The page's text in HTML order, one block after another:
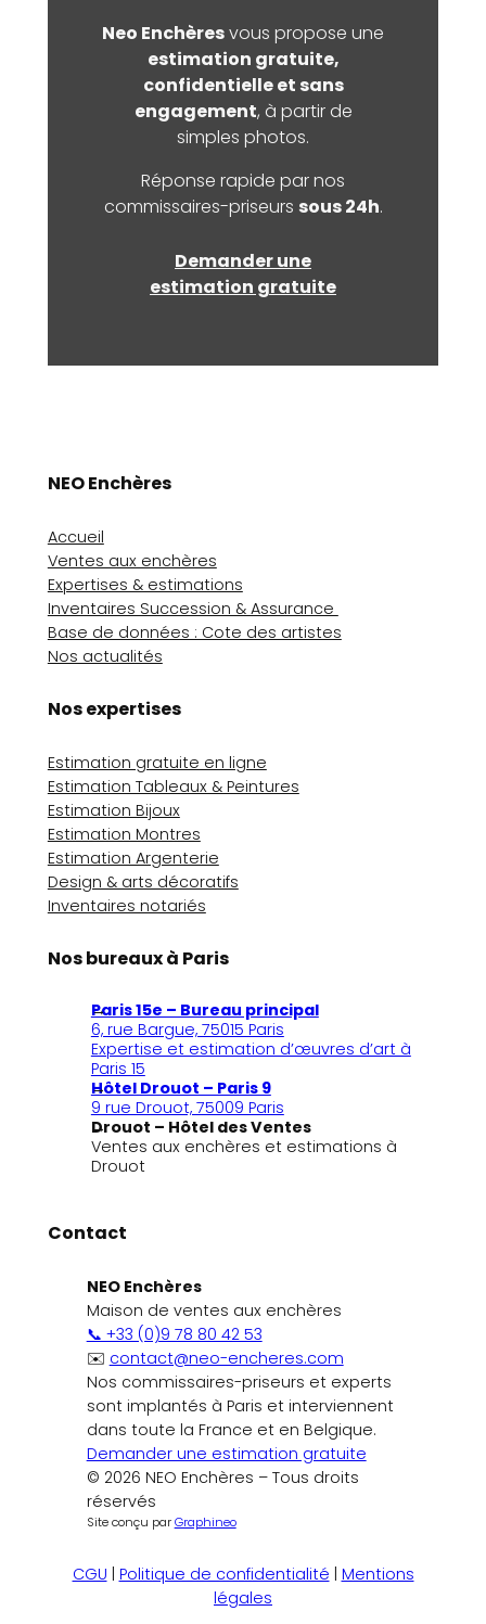
Neo Enchèresvous propose une
estimation gratuite,
confidentielle et sans
engagement, à partir de
simples photos.
Réponse rapide par nos
commissaires-priseurs sous 24h.
Demander une
estimation gratuite
NEO Enchères
Accueil
Ventes aux enchères
Expertises & estimations
Inventaires Succession & Assurance
Base de données : Cote des artistes
Nos actualités
Nos expertises
Estimation gratuite en ligne
Estimation Tableaux & Peintures
Estimation Bijoux
Estimation Montres
Estimation Argenterie
Design & arts décoratifs
Inventaires notariés
Nos bureaux à Paris
Paris 15e – Bureau principal
6, rue Bargue, 75015 Paris
Expertise et estimation d’œuvres d’art à
Paris 15
Hôtel Drouot – Paris 9
9 rue Drouot, 75009 Paris
Drouot – Hôtel des Ventes
Ventes aux enchères et estimations à
Drouot
Contact
NEO Enchères
Maison de ventes aux enchères
📞 +33 (0)9 78 80 42 53
✉️ contact@neo-encheres.com
Nos commissaires-priseurs et experts
sont implantés à Paris et interviennent
dans toute la France et en Belgique.
Demander une estimation gratuite
© 2026 NEO Enchères – Tous droits
réservés
Site conçu parGraphineo
CGU | Politique de confidentialité | Mentions
légales